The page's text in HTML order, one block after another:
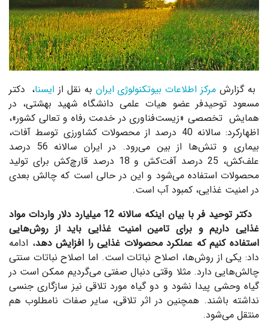
به گزارش مرکز اطلاعات بیوتکنولوژی ایران به نقل ازایسنا، دکتر
مسعود توحیدفر عضو هیات علمی دانشگاه شهید بهشتی، در
همایش تخصصی «زیست‌فناوری در خدمت رفاه و تعالی کشور»،
اظهارکرد: سالانه 40 درصد از محصولات کشاورزی توسط آفات،
بیماری و تنش‌ها از بین می‌رود. در ایران سالانه 56 درصد
علف‌کش، 25 درصد آفت‌کش و 18 درصد قارچ‌کش برای تولید
محصولات استفاده می‌شود و این در حالی است که چالش بعدی
در امنیت غذایی، کمبود آب است.
دکتر توحید فر با بیان اینکه سالانه 12 میلیارد دلار واردات مواد
غذایی داریم و برای تامین امنیت غذایی باید از روش‌هایی
استفاده کنیم که عملکرد محصولات غذایی را افزایش دهد، ادامه
داد: یکی از روش‌ها، اصلاح نباتات است. اما اصلاح نباتات سنتی
چالش‌هایی دارد. مثلا وقتی دنبال صفتی می‌گردیم ممکن است در
گیاه وحشی پیدا نشود و دو گیاه مورد تلاقی نیز سازگاری جنسی
نداشته باشند. همچنین در اثر تلاقی، سایر صفات نامطلوب هم
منتقل می‌شود.